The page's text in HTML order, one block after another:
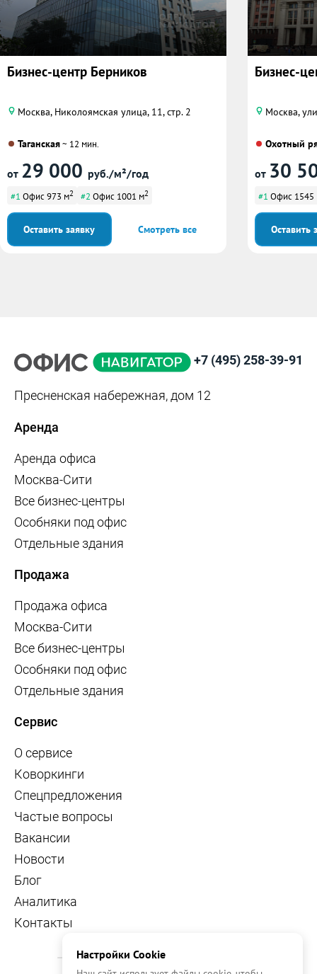
Бизнес-центр Берников
Москва, Николоямская улица, 11, стр. 2
Таганская~ 12 мин.
от 29 000 руб./м²/год
#1 Офис 973 м2 #2 Офис 1001 м2
Оставить заявку Смотреть все
Бизнес-
Москва,
Охотный
от 30
#1 Офис 1545
Оставить
+7 (495) 258-39-91
Пресненская набережная, дом 12
Аренда
Аренда офиса
Москва-Сити
Все бизнес-центры
Особняки под офис
Отдельные здания
Продажа
Продажа офиса
Москва-Сити
Все бизнес-центры
Особняки под офис
Отдельные здания
Сервис
О сервисе
Коворкинги
Спецпредложения
Частые вопросы
Вакансии
Новости
Блог
Аналитика
Контакты
Настройки Cookie